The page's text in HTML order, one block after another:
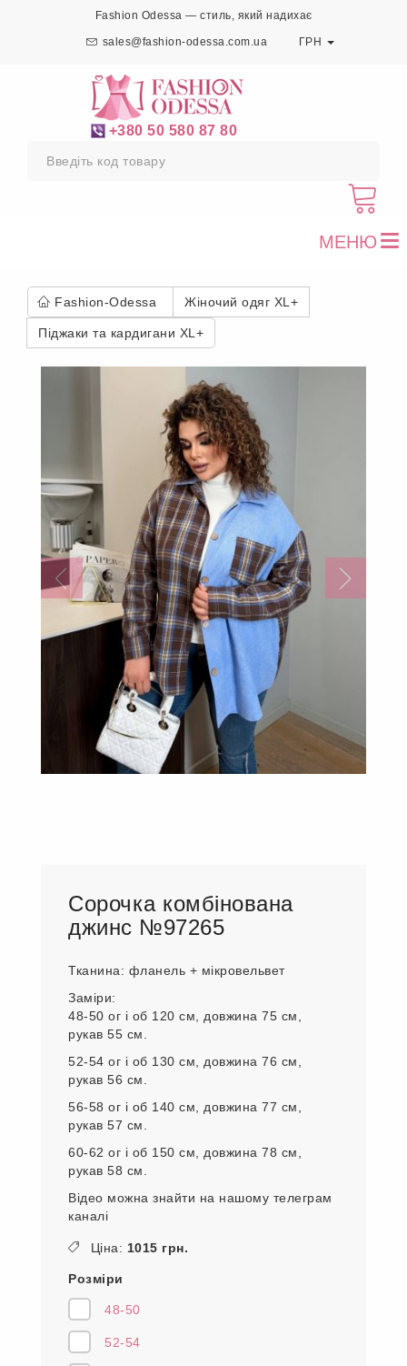
Fashion Odessa — стиль, який надихає
sales@fashion-odessa.com.ua ГРН
+380 50 580 87 80
МЕНЮ
Fashion-Odessa Жіночий одяг XL+
Піджаки та кардигани XL+
Сорочка комбінована
джинс №97265
Тканина: фланель + мікровельвет
Заміри:
48-50 ог і об 120 см, довжина 75 см,
рукав 55 см.
52-54 ог і об 130 см, довжина 76 см,
рукав 56 см.
56-58 ог і об 140 см, довжина 77 см,
рукав 57 см.
60-62 ог і об 150 см, довжина 78 см,
рукав 58 см.
Відео можна знайти на нашому телеграм
каналі
Ціна: 1015 грн.
Розміри
48-50
52-54